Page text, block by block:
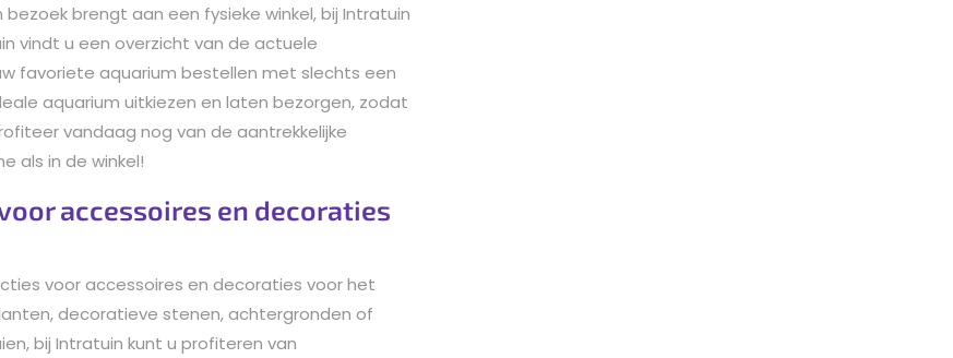
brengt aan een fysieke winkel, bij Intratuin
vindt u een overzicht van de actuele
favoriete aquarium bestellen met slechts een
aquarium uitkiezen en laten bezorgen, zodat
vandaag nog van de aantrekkelijke
als in de winkel!
accessoires en decoraties
voor accessoires en decoraties voor het
decoratieve stenen, achtergronden of
bij Intratuin kunt u profiteren van